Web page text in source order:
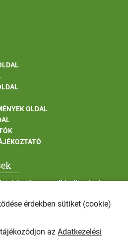
OLDAL
itatása a rendkívüli melegben
érdekben sütiket (cookie)
azAdatkezelési